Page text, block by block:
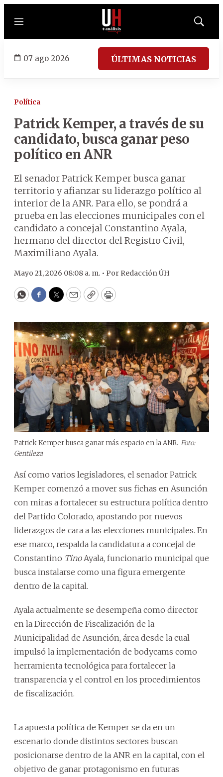
Menú
Mostrar
07 ago 2026 ÚLTIMAS NOTICIAS
Política
Patrick Kemper, a través de su
candidato, busca ganar peso
político en ANR
El senador Patrick Kemper busca ganar
territorio y afianzar su liderazgo político al
interior de la ANR. Para ello, se pondrá a
prueba en las elecciones municipales con el
candidato a concejal Constantino Ayala,
hermano del director del Registro Civil,
Maximiliano Ayala.
Mayo 21, 2026 08:08 a. m. • Por Redacción ÚH
WhatsApp
Facebook
Twitter
EmailCopyPrint
Patrick Kemper busca ganar más espacio en la ANR. Foto:
Gentileza
Así como varios legisladores, el senador Patrick
Kemper comenzó a mover sus fichas en Asunción
con miras a fortalecer su estructura política dentro
del Partido Colorado, apostando por nuevos
liderazgos de cara a las elecciones municipales. En
ese marco, respalda la candidatura a concejal de
Constantino TinoAyala, funcionario municipal que
busca instalarse como una figura emergente
dentro de la capital.
Ayala actualmente se desempeña como director
en la Dirección de Fiscalización de la
Municipalidad de Asunción, área desde la cual
impulsó la implementación de bodycams como
herramienta tecnológica para fortalecer la
transparencia y el control en los procedimientos
de fiscalización.
La apuesta política de Kemper se da en un
escenario donde distintos sectores buscan
posicionarse dentro de la ANR en la capital, con el
objetivo de ganar protagonismo en futuras